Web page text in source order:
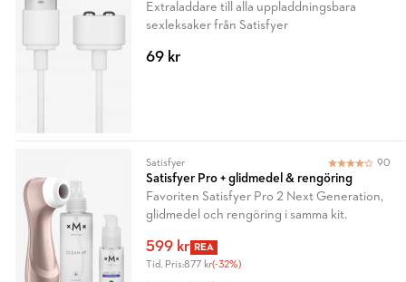
Extraladdare till alla uppladdningsbara
sexleksaker från Satisfyer
69 kr
90
Satisfyer
Satisfyer Pro + glidmedel & rengöring
Favoriten Satisfyer Pro 2 Next Generation,
glidmedel och rengöring i samma kit.
599 kr REA
Tid. Pris:877 kr(-32%)